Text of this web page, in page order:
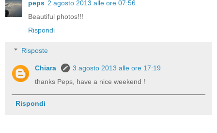
peps 2 agosto 2013 alle ore 07:56
Beautiful photos!!!
Rispondi
Risposte
Chiara
3 agosto 2013 alle ore 17:19
thanks Peps, have a nice weekend !
Rispondi